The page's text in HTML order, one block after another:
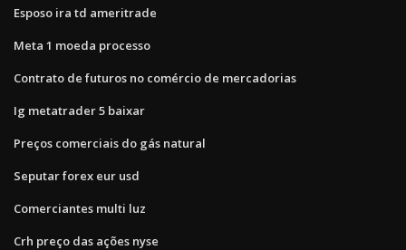
Esposo ira td ameritrade
Meta 1 moeda processo
Contrato de futuros no comércio de mercadorias
Ig metatrader 5 baixar
Preços comerciais do gás natural
Seputar forex eur usd
Comerciantes multi luz
Crh preço das ações nyse